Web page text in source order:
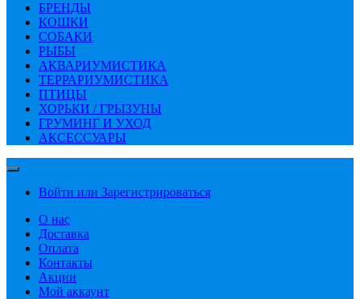
БРЕНДЫ
КОШКИ
СОБАКИ
РЫБЫ
АКВАРИУМИСТИКА
ТЕРРАРИУМИСТИКА
ПТИЦЫ
ХОРЬКИ / ГРЫЗУНЫ
ГРУМИНГ И УХОД
АКСЕССУАРЫ
Войти или Зарегистрироваться
О нас
Доставка
Оплата
Контакты
Акции
Мой аккаунт